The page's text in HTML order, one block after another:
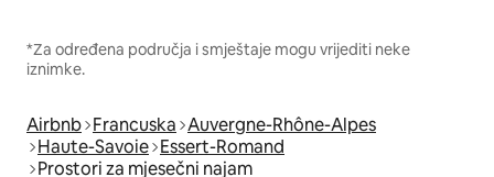
*Za određena područja i smještaje mogu vrijediti neke
iznimke.
Airbnb Francuska Auvergne-Rhône-Alpes
Haute-Savoie Essert-Romand
Prostori za mjesečni najam